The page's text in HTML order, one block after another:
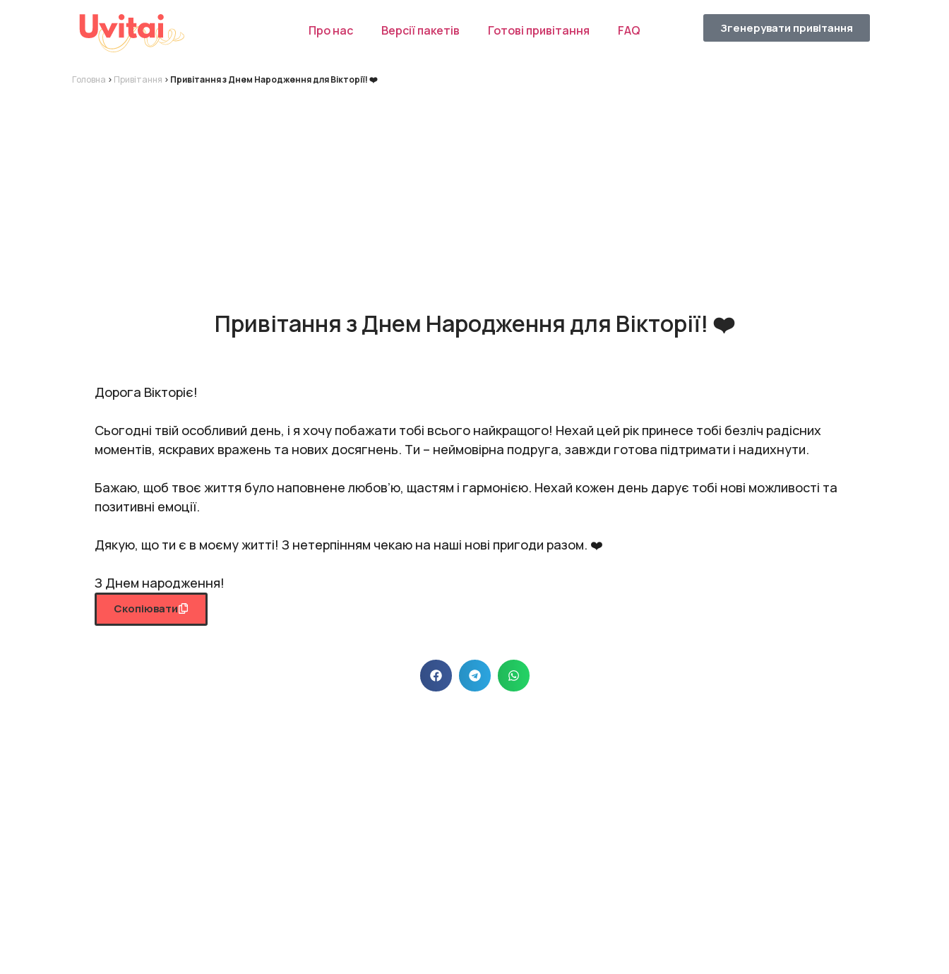
Про нас Версії пакетів Готові привітання FAQ Згенерувати привітання
Головна > Привітання > Привітання з Днем Народження для Вікторії! ❤️
Привітання з Днем Народження для Вікторії! ❤️
Дорога Вікторіє!
Сьогодні твій особливий день, і я хочу побажати тобі всього найкращого! Нехай цей рік принесе тобі безліч радісних
моментів, яскравих вражень та нових досягнень. Ти – неймовірна подруга, завжди готова підтримати і надихнути.
Бажаю, щоб твоє життя було наповнене любов’ю, щастям і гармонією. Нехай кожен день дарує тобі нові можливості та
позитивні емоції.
Дякую, що ти є в моєму житті! З нетерпінням чекаю на наші нові пригоди разом. ❤️
З Днем народження!
Скопіювати